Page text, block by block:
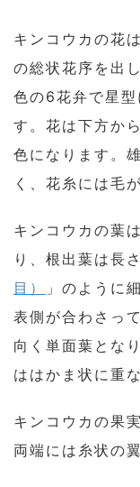
キンコウカの花
の総状花序を出
色の6花弁で星型
す。花は下方か
色になります。
く、花糸には毛
キンコウカの葉
り、根出葉は長
目）
」のように
表側が合わさっ
向く単面葉とな
ははかま状に重
キンコウカの果
両端には糸状の